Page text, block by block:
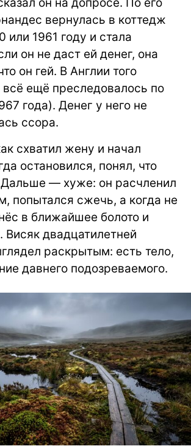
вернулась в коттедж
или 1961 году и стала
он не даст ей денег, она
он гей. В Англии того
всё ещё преследовалось по
года). Денег у него не
ссора.
схватил жену и начал
остановился, понял, что
— хуже: он расчленил
попытался сжечь, а когда не
в ближайшее болото и
Висяк двадцатилетней
раскрытым: есть тело,
давнего подозреваемого.